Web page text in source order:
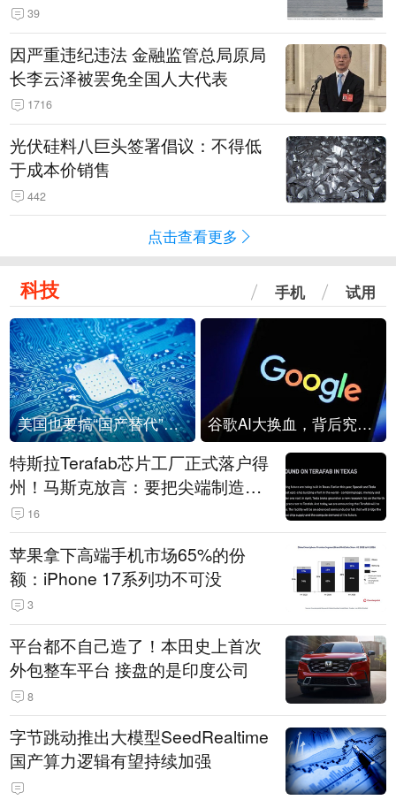
39
因严重违纪违法 金融监管总局原局
长李云泽被罢免全国人大代表
1716
光伏硅料八巨头签署倡议：不得低
于成本价销售
442
点击查看更多
科技 手机 试用
美国也要搞“国产替代”？先算清三笔账 谷歌AI大换血，背后究竟发生了什么？
特斯拉Terafab芯片工厂正式落户得
州！马斯克放言：要把尖端制造带
回美国
16
苹果拿下高端手机市场65%的份
额：iPhone 17系列功不可没
3
平台都不自己造了！本田史上首次
外包整车平台 接盘的是印度公司
8
字节跳动推出大模型SeedRealtime
国产算力逻辑有望持续加强